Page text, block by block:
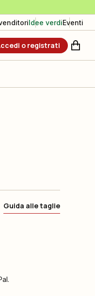
Idee verdiEventi
o registrati
Guida alle taglie